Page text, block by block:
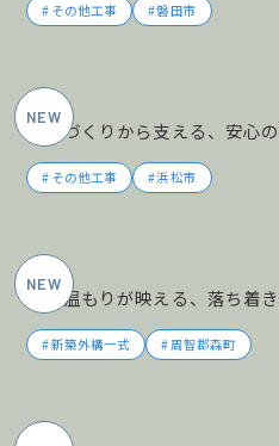
その他工事 磐田市
土地づくりから支える、安心
その他工事 浜松市
木の温もりが映える、落ち着
新築外構一式 周智郡森町